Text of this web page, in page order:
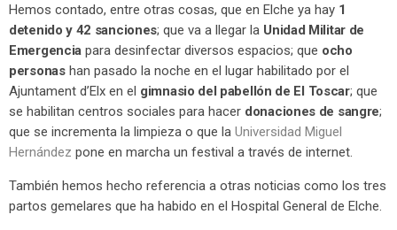
Hemos contado, entre otras cosas, que en Elche ya hay 1
detenido y 42 sanciones; que va a llegar la Unidad Militar de
Emergencia para desinfectar diversos espacios; que ocho
personashan pasado la noche en el lugar habilitado por el
Ajuntament d’Elx en el gimnasio del pabellón de El Toscar; que
se habilitan centros sociales para hacer donaciones de sangre;
que se incrementa la limpieza o que la Universidad Miguel
Hernández pone en marcha un festival a través de internet.
También hemos hecho referencia a otras noticias como los tres
partos gemelares que ha habido en el Hospital General de Elche.